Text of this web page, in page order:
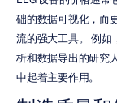
础的数据可视化，而
流的强大工具。 例如
析和数据导出的研究
中起着主要作用。